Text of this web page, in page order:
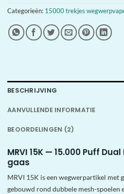
Categorieën: 15000 trekjes
BESCHRIJVING
AANVULLENDE INFORMATIE
BEOORDELINGEN (2)
MRVI 15K — 15.000 Puff
gaas
MRVI 15K is een wegwerpartikel met
gebouwd rond dubbele mesh-spoelen